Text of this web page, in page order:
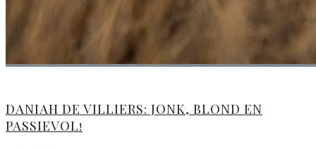
DANIAH DE VILLIERS: JONK, BLOND EN
PASSIEVOL!